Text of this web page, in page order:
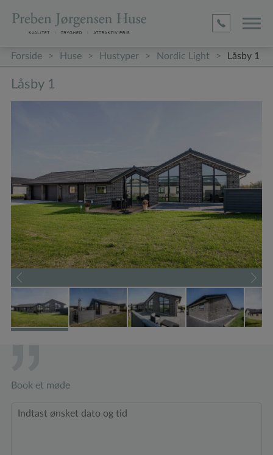
Forside > Huse > Hustyper > Nordic Light > Låsby 1
Låsby 1
Book et møde
(required)
(required)
(required)
(required)
(required)
(required)